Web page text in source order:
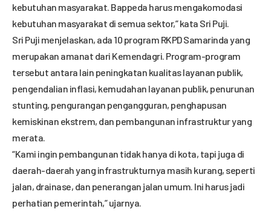
kebutuhan masyarakat. Bappeda harus mengakomodasi
kebutuhan masyarakat di semua sektor,” kata Sri Puji.
Sri Puji menjelaskan, ada 10 program RKPD Samarinda yang
merupakan amanat dari Kemendagri. Program-program
tersebut antara lain peningkatan kualitas layanan publik,
pengendalian inflasi, kemudahan layanan publik, penurunan
stunting, pengurangan pengangguran, penghapusan
kemiskinan ekstrem, dan pembangunan infrastruktur yang
merata.
“Kami ingin pembangunan tidak hanya di kota, tapi juga di
daerah-daerah yang infrastrukturnya masih kurang, seperti
jalan, drainase, dan penerangan jalan umum. Ini harus jadi
perhatian pemerintah,” ujarnya.